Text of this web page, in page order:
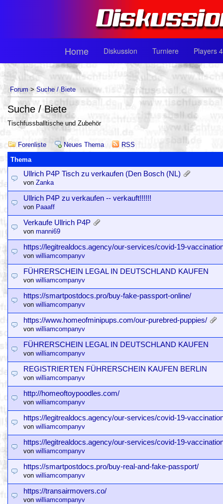
Home Diskussion Turniere Players
Forum > Suche / Biete
Suche / Biete
Tischfussballtische und Zubehör
Forenliste Neues Thema
RSS
Thema
Ullrich P4P Tisch zu verkaufen (Den Bosch (NL)
von Zanka
Ullrich P4P zu verkaufen -- verkauft!!!!!!
von Paaaff
Verkaufe Ullrich P4P
von manni69
https://legitrealdocs.agency/our-services/covid-19-
von williamcompanyv
FÜHRERSCHEIN LEGAL IN DEUTSCHLAND KAUFEN
von williamcompanyv
https://smartpostdocs.pro/buy-fake-passport-online/
von williamcompanyv
https://www.homeofminipups.com/our-purebred-puppies/
von williamcompanyv
FÜHRERSCHEIN LEGAL IN DEUTSCHLAND KAUFEN
von williamcompanyv
REGISTRIERTEN FÜHRERSCHEIN KAUFEN BERLIN
von williamcompanyv
http://homeoftoypoodles.com/
von williamcompanyv
https://legitrealdocs.agency/our-services/covid-19-
von williamcompanyv
https://legitrealdocs.agency/our-services/covid-19-
von williamcompanyv
https://smartpostdocs.pro/buy-real-and-fake-passport/
von williamcompanyv
https://transairmovers.co/
von williamcompanyv